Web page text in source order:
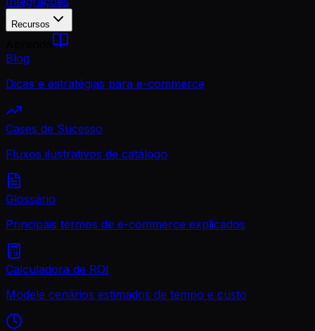
Recursos
Blog
Dicas e estratégias para e-commerce
Cases de Sucesso
Fluxos ilustrativos de catálogo
Glossário
Principais termos de e-commerce explicados
Calculadora de ROI
Modele cenários estimados de tempo e custo